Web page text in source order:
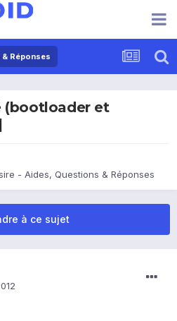
Réponses
(bootloader et
- Aides, Questions & Réponses
à ce sujet